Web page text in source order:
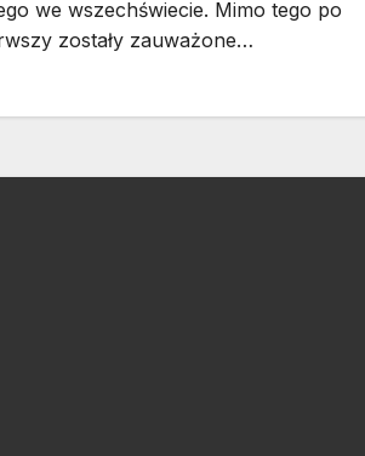
we wszechświecie. Mimo tego po
zostały zauważone…